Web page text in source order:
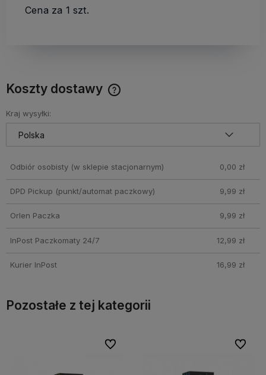
Cena za 1 szt.
Koszty dostawy
Kraj wysyłki:
Odbiór osobisty(w sklepie stacjonarnym) 0,00 zł
DPD Pickup (punkt/automat paczkowy) 9,99 zł
Orlen Paczka 9,99 zł
InPost Paczkomaty 24/7 12,99 zł
Kurier InPost 16,99 zł
Pozostałe z tej kategorii
Do ulubionych
Do ulubionych Do
Do